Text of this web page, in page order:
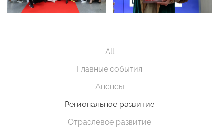
All
Главные события
Анонсы
Региональное развитие
Отраслевое развитие